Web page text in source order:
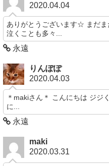
2020.04.04
ありがとうございます☆ まだま
泣くことも多々...
永遠
りんぽぽ
2020.04.03
＊makiさん＊ こんにちは ジジ
に...
永遠
maki
2020.03.31